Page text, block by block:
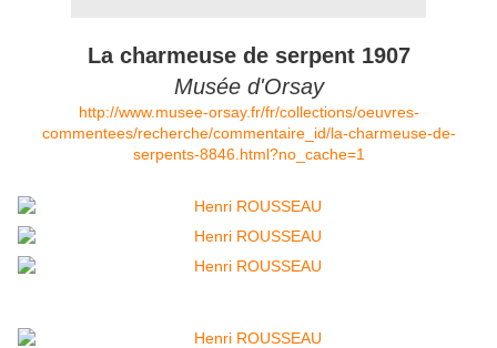
La charmeuse de serpent 1907
Musée d'Orsay
http://www.musee-orsay.fr/fr/collections/oeuvres-
commentees/recherche/commentaire_id/la-charmeuse-de-
serpents-8846.html?no_cache=1